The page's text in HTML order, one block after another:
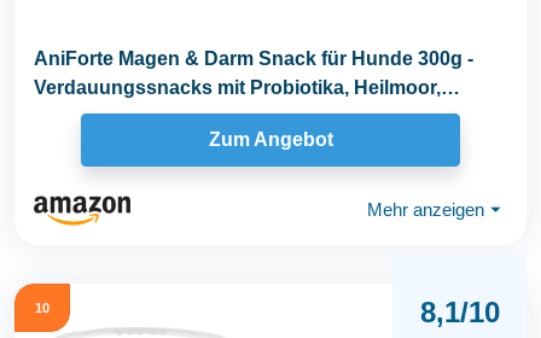
AniForte Magen & Darm Snack für Hunde 300g -
Verdauungssnacks mit Probiotika, Heilmoor,
fördert...
Zum Angebot
Mehr anzeigen ⏷
10 8,1/10